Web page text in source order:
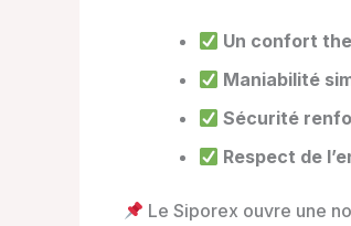
Un confort
Maniabilité
Sécurité
Respect de
Le Siporex ouvre une